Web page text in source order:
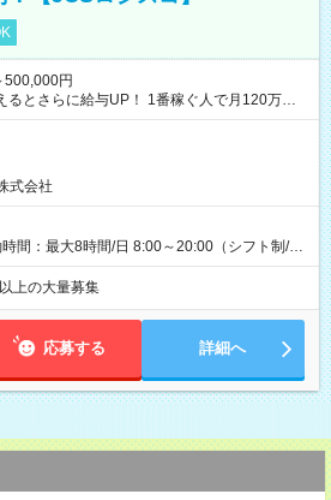
500,000円
とさらに給与UP！ 1番稼ぐ人で月120万ほ
ルイメージ＞ ■月収50万
区在住)※元建築関係 1日150個配達×25日勤務
式会社
間：最大8時間/日 8:00～20:00（シフト制/実
勤務（場所次第では週4も有り） ※配達状況
の勤務可能性有り ※案件により多少の前後あ
上の大量募集
応募する 詳細へ